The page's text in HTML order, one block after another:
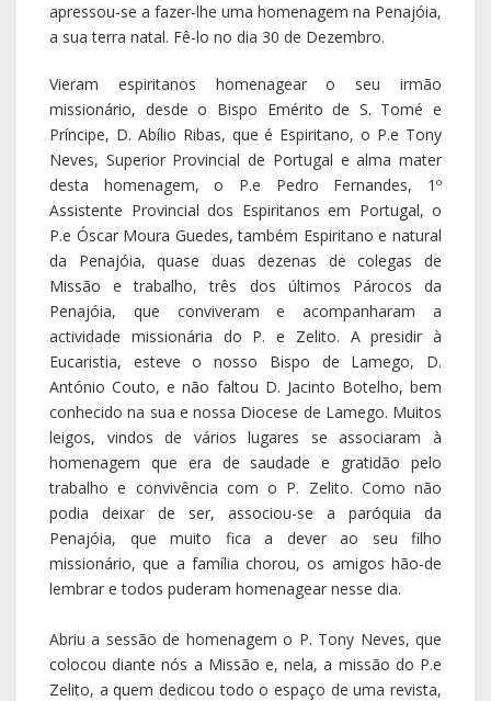
apressou-se a fazer-lhe uma homenagem na Penajóia,
a sua terra natal. Fê-lo no dia 30 de Dezembro.
Vieram espiritanos homenagear o seu irmão
missionário, desde o Bispo Emérito de S. Tomé e
Príncipe, D. Abílio Ribas, que é Espiritano, o P.e Tony
Neves, Superior Provincial de Portugal e alma mater
desta homenagem, o P.e Pedro Fernandes, 1º
Assistente Provincial dos Espiritanos em Portugal, o
P.e Óscar Moura Guedes, também Espiritano e natural
da Penajóia, quase duas dezenas de colegas de
Missão e trabalho, três dos últimos Párocos da
Penajóia, que conviveram e acompanharam a
actividade missionária do P. e Zelito. A presidir à
Eucaristia, esteve o nosso Bispo de Lamego, D.
António Couto, e não faltou D. Jacinto Botelho, bem
conhecido na sua e nossa Diocese de Lamego. Muitos
leigos, vindos de vários lugares se associaram à
homenagem que era de saudade e gratidão pelo
trabalho e convivência com o P. Zelito. Como não
podia deixar de ser, associou-se a paróquia da
Penajóia, que muito fica a dever ao seu filho
missionário, que a família chorou, os amigos hão-de
lembrar e todos puderam homenagear nesse dia.
Abriu a sessão de homenagem o P. Tony Neves, que
colocou diante nós a Missão e, nela, a missão do P.e
Zelito, a quem dedicou todo o espaço de uma revista,